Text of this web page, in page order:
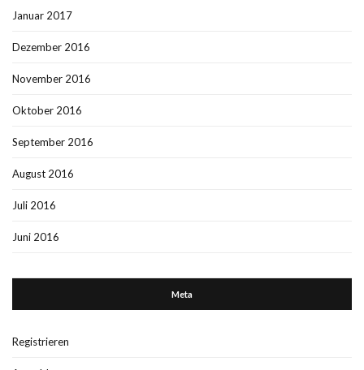
Januar 2017
Dezember 2016
November 2016
Oktober 2016
September 2016
August 2016
Juli 2016
Juni 2016
Meta
Registrieren